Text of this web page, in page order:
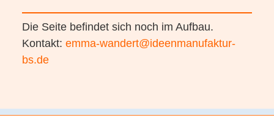
Die Seite befindet sich noch im Aufbau.
Kontakt: emma-wandert@ideenmanufaktur-
bs.de